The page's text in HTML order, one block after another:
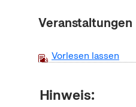
Veranstaltungen
Vorlesen lassen
Hinweis: